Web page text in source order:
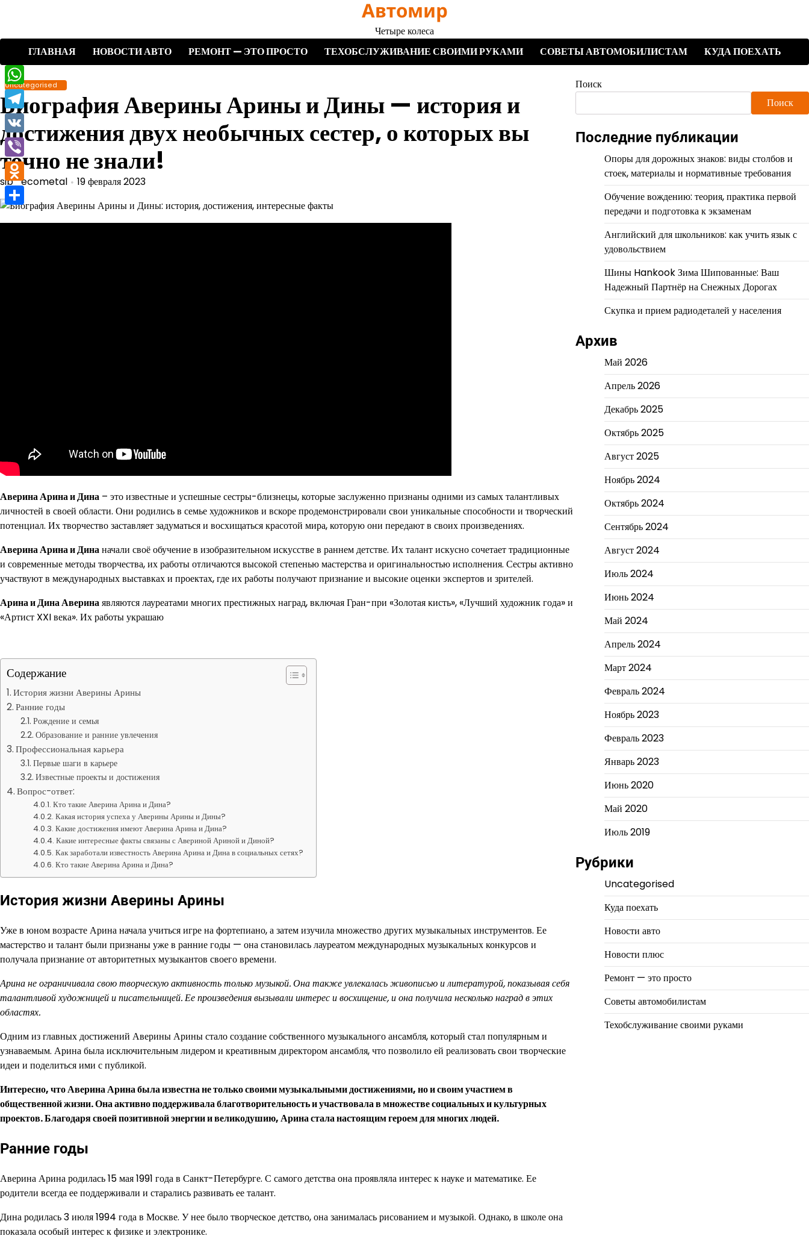
содержимому
Автомир
Четыре колеса
ГЛАВНАЯ
НОВОСТИ АВТО РЕМОНТ — ЭТО ПРОСТО ТЕХОБСЛУЖИВАНИЕ СВОИМИ РУКАМИ СОВЕТЫ АВТОМОБИЛИСТАМ КУДА ПОЕХАТЬ
Uncategorised
Биография Аверины Арины и Дины — история и
достижения двух необычных сестер, о которых вы
точно не знали!
sib_ecometal 19 февраля 2023
Аверина Арина и Дина – это известные и успешные сестры-близнецы, которые заслуженно признаны одними из самых талантливых
личностей в своей области. Они родились в семье художников и вскоре продемонстрировали свои уникальные способности и творческий
потенциал. Их творчество заставляет задуматься и восхищаться красотой мира, которую они передают в своих произведениях.
Аверина Арина и Динаначали своё обучение в изобразительном искусстве в раннем детстве. Их талант искусно сочетает традиционные
и современные методы творчества, их работы отличаются высокой степенью мастерства и оригинальностью исполнения. Сестры активно
участвуют в международных выставках и проектах, где их работы получают признание и высокие оценки экспертов и зрителей.
Арина и Дина Аверинаявляются лауреатами многих престижных наград, включая Гран-при «Золотая кисть», «Лучший художник года» и
«Артист XXI века». Их работы украшаю
Содержание
История жизни Аверины Арины
Ранние годы
Рождение и семья
Образование и ранние увлечения
Профессиональная карьера
Первые шаги в карьере
Известные проекты и достижения
Вопрос-ответ:
Кто такие Аверина Арина и Дина?
Какая история успеха у Аверины Арины и Дины?
Какие достижения имеют Аверина Арина и Дина?
Какие интересные факты связаны с Авериной Ариной и Диной?
Как заработали известность Аверина Арина и Дина в социальных сетях?
Кто такие Аверина Арина и Дина?
История жизни Аверины Арины
Уже в юном возрасте Арина начала учиться игре на фортепиано, а затем изучила множество других музыкальных инструментов. Ее
мастерство и талант были признаны уже в ранние годы — она становилась лауреатом международных музыкальных конкурсов и
получала признание от авторитетных музыкантов своего времени.
Арина не ограничивала свою творческую активность только музыкой. Она также увлекалась живописью и литературой, показывая себя
талантливой художницей и писательницей. Ее произведения вызывали интерес и восхищение, и она получила несколько наград в этих
областях.
Одним из главных достижений Аверины Арины стало создание собственного музыкального ансамбля, который стал популярным и
узнаваемым. Арина была исключительным лидером и креативным директором ансамбля, что позволило ей реализовать свои творческие
идеи и поделиться ими с публикой.
Интересно, что Аверина Арина была известна не только своими музыкальными достижениями, но и своим участием в
общественной жизни. Она активно поддерживала благотворительность и участвовала в множестве социальных и культурных
проектов. Благодаря своей позитивной энергии и великодушию, Арина стала настоящим героем для многих людей.
Ранние годы
Аверина Арина родилась 15 мая 1991 года в Санкт-Петербурге. С самого детства она проявляла интерес к науке и математике. Ее
родители всегда ее поддерживали и старались развивать ее талант.
Дина родилась 3 июля 1994 года в Москве. У нее было творческое детство, она занималась рисованием и музыкой. Однако, в школе она
показала особый интерес к физике и электронике.
Поиск
Поиск
Последние публикации
Опоры для дорожных знаков: виды столбов и
стоек, материалы и нормативные требования
Обучение вождению: теория, практика первой
передачи и подготовка к экзаменам
Английский для школьников: как учить язык с
удовольствием
Шины Hankook Зима Шипованные: Ваш
Надежный Партнёр на Снежных Дорогах
Скупка и прием радиодеталей у населения
Архив
Май 2026
Апрель 2026
Декабрь 2025
Октябрь 2025
Август 2025
Ноябрь 2024
Октябрь 2024
Сентябрь 2024
Август 2024
Июль 2024
Июнь 2024
Май 2024
Апрель 2024
Март 2024
Февраль 2024
Ноябрь 2023
Февраль 2023
Январь 2023
Июнь 2020
Май 2020
Июль 2019
Рубрики
Uncategorised
Куда поехать
Новости авто
Новости плюс
Ремонт — это просто
Советы автомобилистам
Техобслуживание своими руками
WhatsApp
Telegram
VK
Viber
Odnoklassniki
Отправить